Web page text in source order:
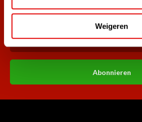
Weigeren
die besten Golfangebote!
Abonnieren